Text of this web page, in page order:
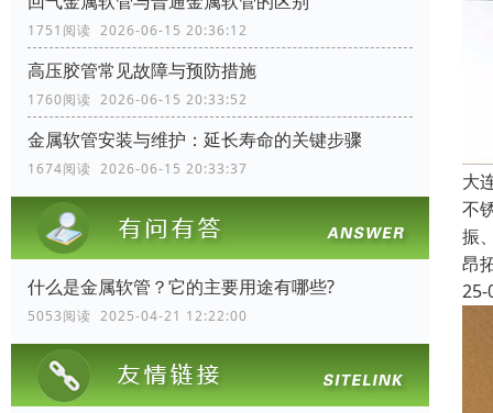
1751阅读 2026-06-15 20:36:12
高压胶管常见故障与预防措施
1760阅读 2026-06-15 20:33:52
金属软管安装与维护：延长寿命的关键步骤
1674阅读 2026-06-15 20:33:37
什么是金属软管？它的主要用途有哪些?
5053阅读 2025-04-21 12:22:00
大
不
振
昂
25-